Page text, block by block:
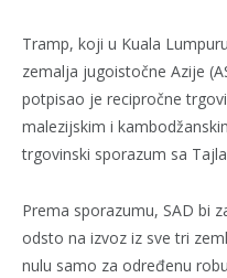
Tramp, koji u Kuala
zemalja jugoistočne Azije
potpisao je recipročne
malezijskim i
trgovinski sporazum sa
Prema sporazumu, SAD bi
odsto na izvoz iz sve tri
nulu samo za određenu